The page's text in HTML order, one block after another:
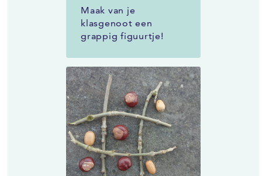
Maak van je
klasgenoot een
grappig figuurtje!